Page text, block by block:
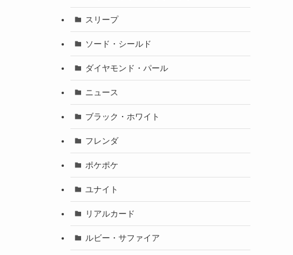
スリープ
ソード・シールド
ダイヤモンド・パール
ニュース
ブラック・ホワイト
フレンダ
ポケポケ
ユナイト
リアルカード
ルビー・サファイア